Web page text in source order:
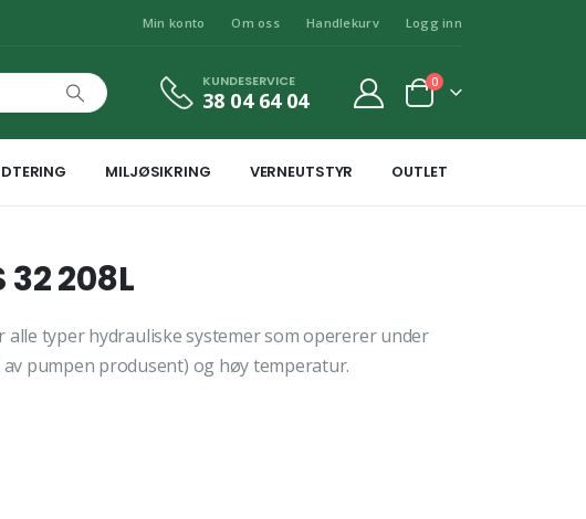
Min konto Om oss Handlekurv Logg inn
KUNDESERVICE
38 04 64 04
0
MILJØSIKRING VERNEUTSTYR OUTLET
208L
alle typer hydrauliske systemer som opererer under
pumpen produsent) og høy temperatur.